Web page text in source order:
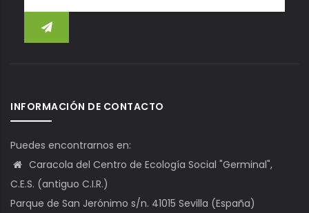
INFORMACIÓN DE CONTACTO
Puedes encontrarnos en:
Caracola del Centro de Ecología Social "Germinal",
C.E.S. (antiguo C.I.R.)
Parque de San Jerónimo s/n. 41015 Sevilla (España)